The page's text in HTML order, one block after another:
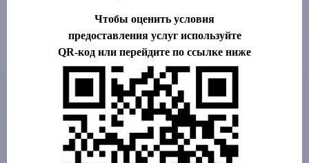
Чтобы оценить условия
предоставления услуг используйте
QR-код или перейдите по ссылке ниже